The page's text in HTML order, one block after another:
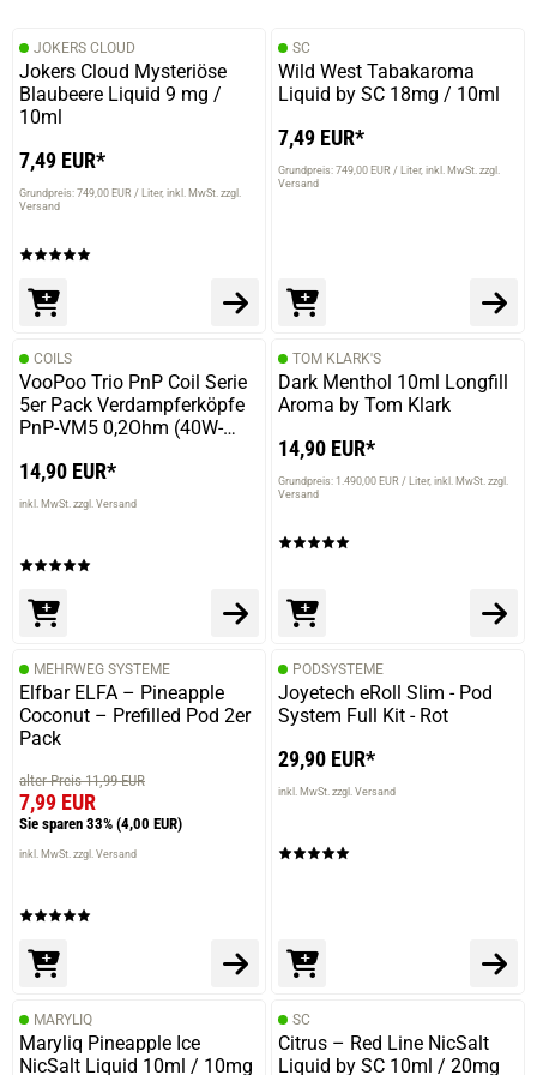
03.01.2025 — viaTrustedshops.de
Emrah D.
Die Bewertung erfolgte ohne Abgabe eines Kommentars
Agnieszka M.
Die Bewertung erfolgte ohne Abgabe eines Kommentars
16.12.2024 — via
Trustedshops.de
Oliver F.
Die Bewertung erfolgte ohne Abgabe eines Kommentars
16.12.2024 — viaTrustedshops.de
Oliver F.
Die Bewertung erfolgte ohne Abgabe eines Kommentars
Manuela D.
verifizierter Onlinekauf.
Die Bewertung erfolgte ohne Abgabe eines Kommentars
JOKERS CLOUD
Jokers Cloud Mysteriöse
Blaubeere Liquid 9 mg /
10ml
7,49 EUR*
Grundpreis: 749,00 EUR / Liter inkl. MwSt. zzgl.
Versand
SC
Wild West Tabakaroma
Liquid by SC 18mg / 10ml
7,49 EUR*
Grundpreis: 749,00 EUR / Liter inkl. MwSt. zzgl.
Versand
COILS
VooPoo Trio PnP Coil Serie
5er Pack Verdampferköpfe
PnP-VM5 0,2Ohm (40W-
14,90 EUR*
inkl. MwSt. zzgl. Versand
TOM KLARK'S
Dark Menthol 10ml Longfill
Aroma by Tom Klark
14,90 EUR*
Grundpreis: 1.490,00 EUR / Liter inkl. MwSt. zzgl.
Versand
MEHRWEG SYSTEME
Elfbar ELFA – Pineapple
Coconut – Prefilled Pod 2er
Pack
alter Preis 11,99 EUR
7,99 EUR
Sie sparen 33% (4,00 EUR)
inkl. MwSt. zzgl. Versand
PODSYSTEME
Joyetech eRoll Slim - Pod
System Full Kit - Rot
29,90 EUR*
inkl. MwSt. zzgl. Versand
MARYLIQ
Maryliq Pineapple Ice
NicSalt Liquid 10ml / 10mg
SC
Citrus – Red Line NicSalt
Liquid by SC 10ml / 20mg